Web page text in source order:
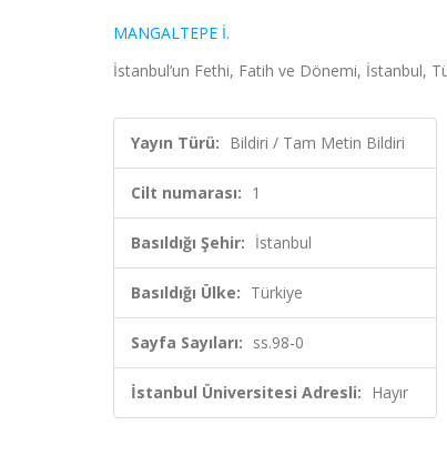
MANGALTEPE İ.
İstanbul’un Fethi, Fatih ve Dönemi, İstanbul,
Yayın Türü: Bildiri / Tam Metin Bildiri
Cilt numarası: 1
Basıldığı Şehir: İstanbul
Basıldığı Ülke: Türkiye
Sayfa Sayıları: ss.98-0
İstanbul Üniversitesi Adresli: Hayır